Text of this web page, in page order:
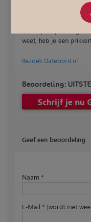
Een positieve
wanneer je een
weet, heb je een
Bezoek Datebord.nl
Beoordeling:
Schrijf je nu
Geef een beoordeling
Naam *
E-Mail * (wordt niet